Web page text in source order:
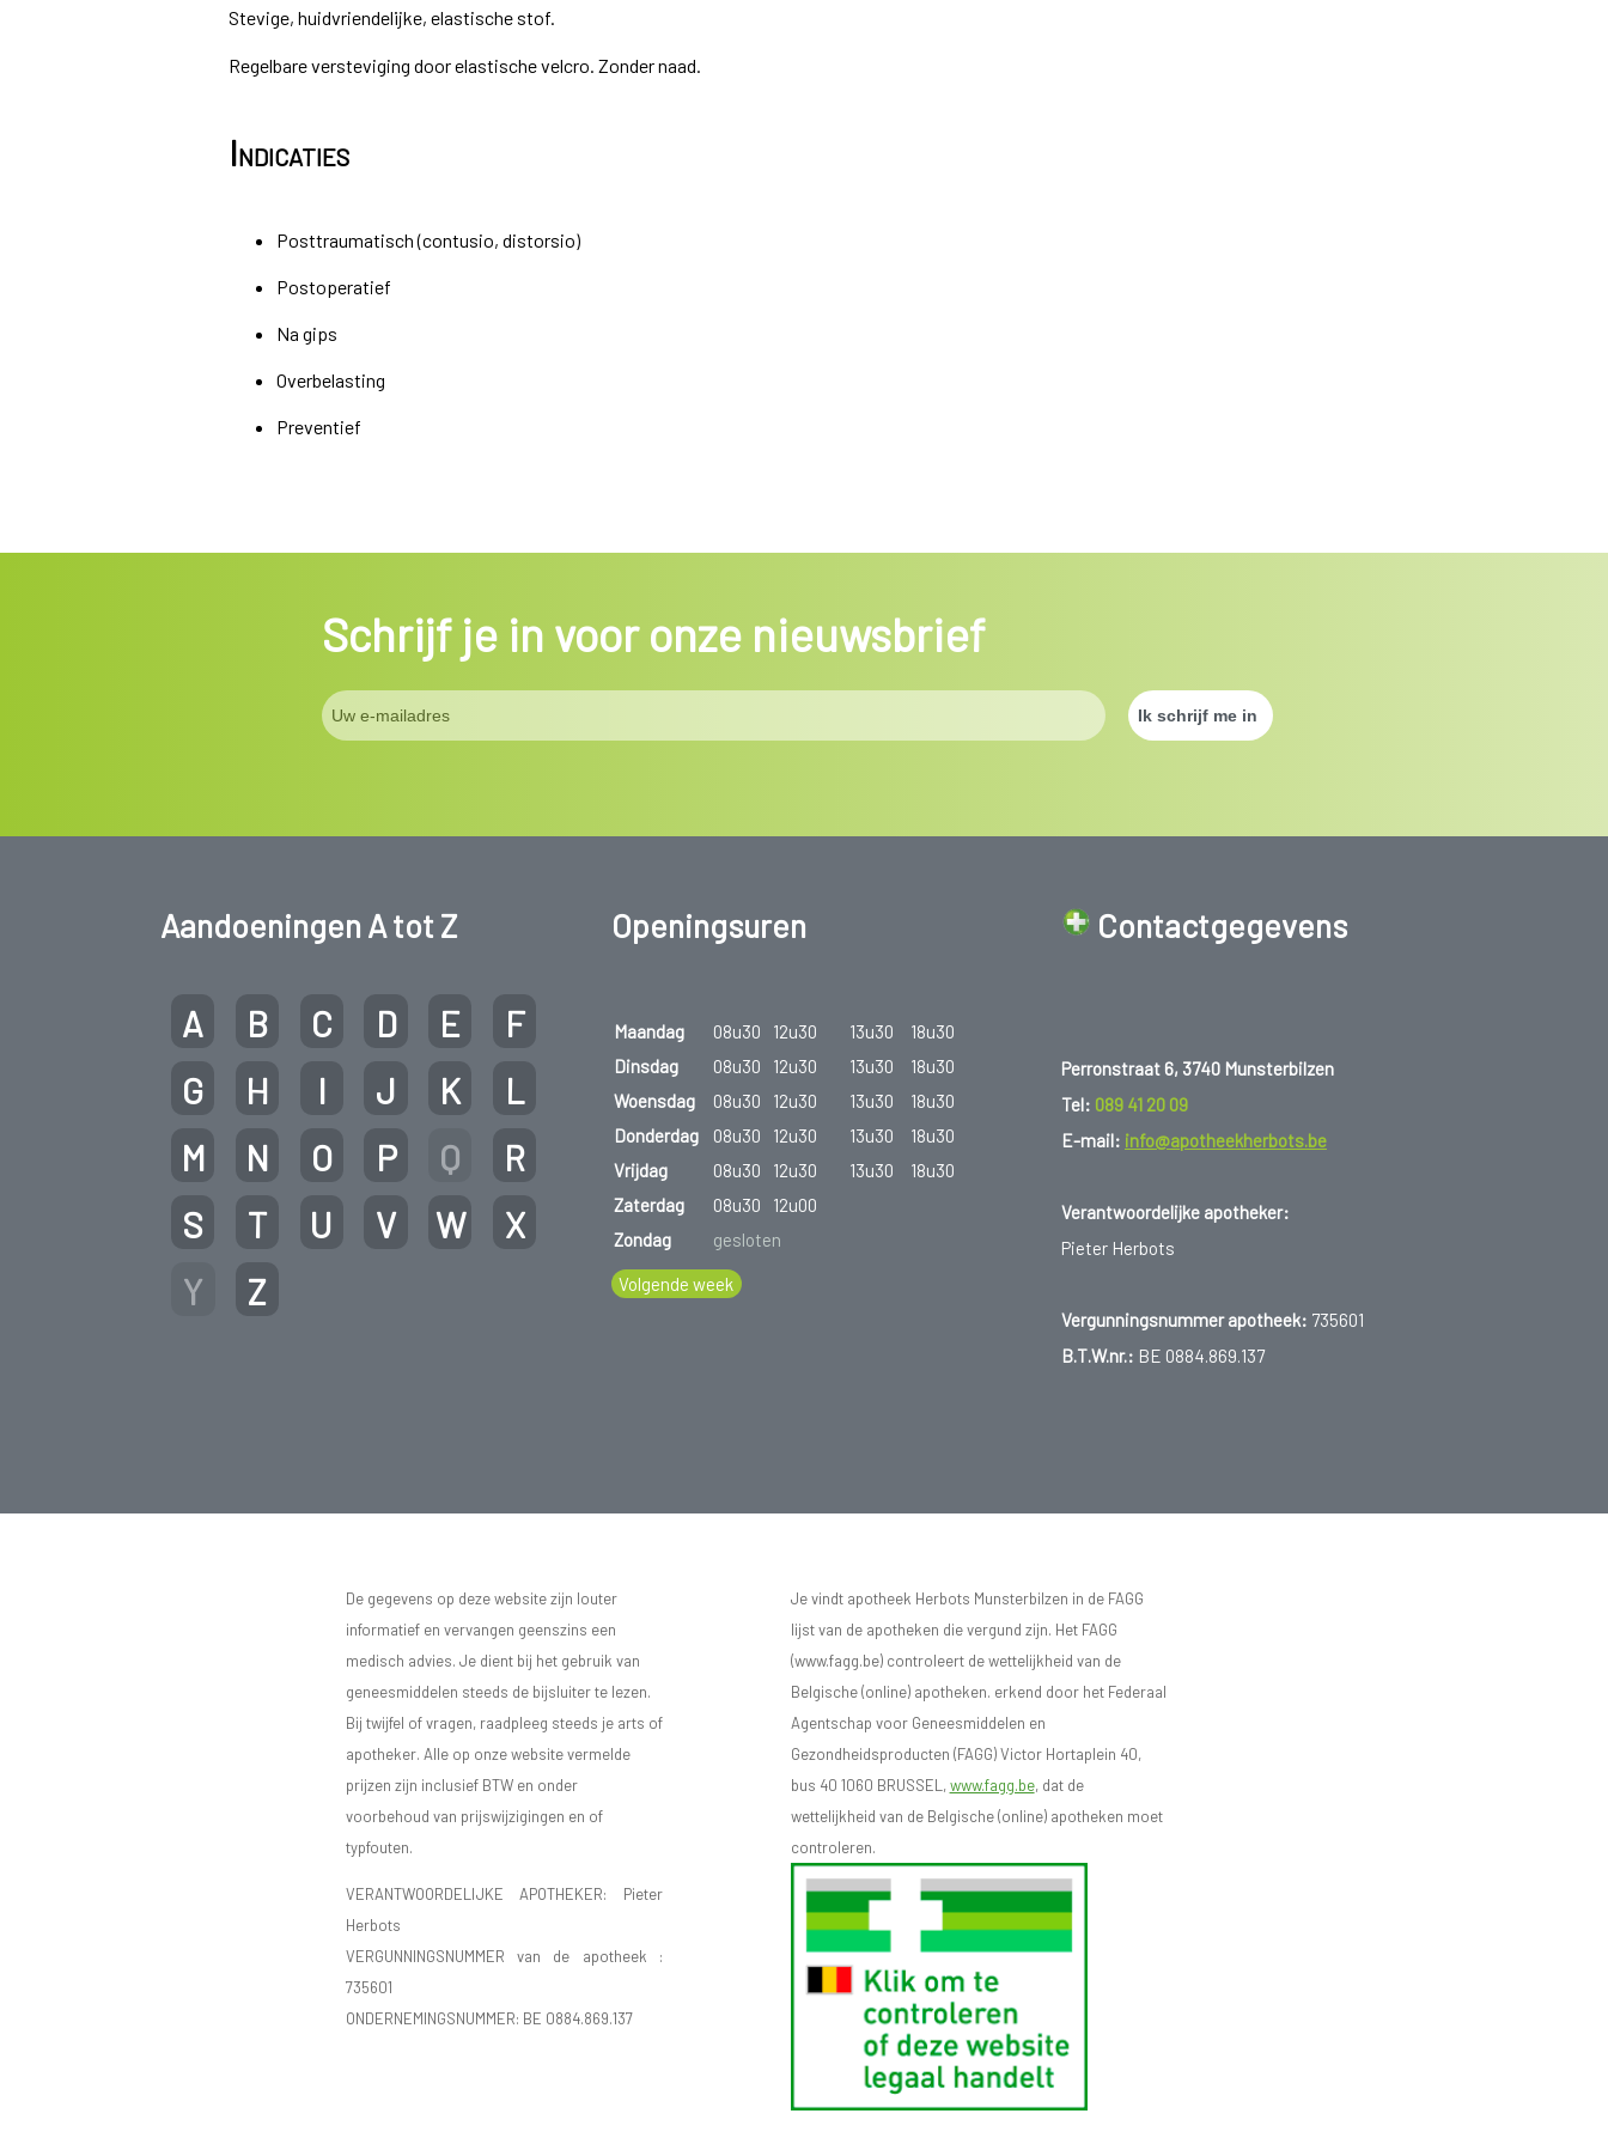
Stevige, huidvriendelijke, elastische stof.
Regelbare versteviging door elastische velcro. Zonder naad.
Indicaties
Posttraumatisch (contusio, distorsio)
Postoperatief
Na gips
Overbelasting
Preventief
Schrijf je in voor onze nieuwsbrief
Aandoeningen A tot Z
A B C D E
F
G
H I J K
L
M
N O P Q
R
S
T U V W
X
Y
Z
Openingsuren
Maandag 08u30 12u30 13u30
18u30
Dinsdag
08u30 12u30 13u30
18u30
Woensdag
08u30 12u30 13u30
18u30
Donderdag
08u30 12u30 13u30
18u30
Vrijdag
08u30 12u30 13u30
18u30
Zaterdag
08u30
12u00
Zondag
gesloten
Volgende week
Contactgegevens
Perronstraat 6, 3740 Munsterbilzen
Tel: 089 41 20 09
E-mail: info@apotheekherbots.be
Verantwoordelijke apotheker:
Pieter Herbots
Vergunningsnummer apotheek: 735601
B.T.W.nr.: BE 0884.869.137
De gegevens op deze website zijn louter
informatief en vervangen geenszins een
medisch advies. Je dient bij het gebruik van
geneesmiddelen steeds de bijsluiter te lezen.
Bij twijfel of vragen, raadpleeg steeds je arts of
apotheker. Alle op onze website vermelde
prijzen zijn inclusief BTW en onder
voorbehoud van prijswijzigingen en of
typfouten.
VERANTWOORDELIJKE APOTHEKER: Pieter
Herbots
VERGUNNINGSNUMMER van de apotheek :
735601
ONDERNEMINGSNUMMER: BE 0884.869.137
Je vindt apotheek Herbots Munsterbilzen in de FAGG
lijst van de apotheken die vergund zijn. Het FAGG
(www.fagg.be) controleert de wettelijkheid van de
Belgische (online) apotheken. erkend door het Federaal
Agentschap voor Geneesmiddelen en
Gezondheidsproducten (FAGG) Victor Hortaplein 40,
bus 40 1060 BRUSSEL,www.fagg.be, dat de
wettelijkheid van de Belgische (online) apotheken moet
controleren.